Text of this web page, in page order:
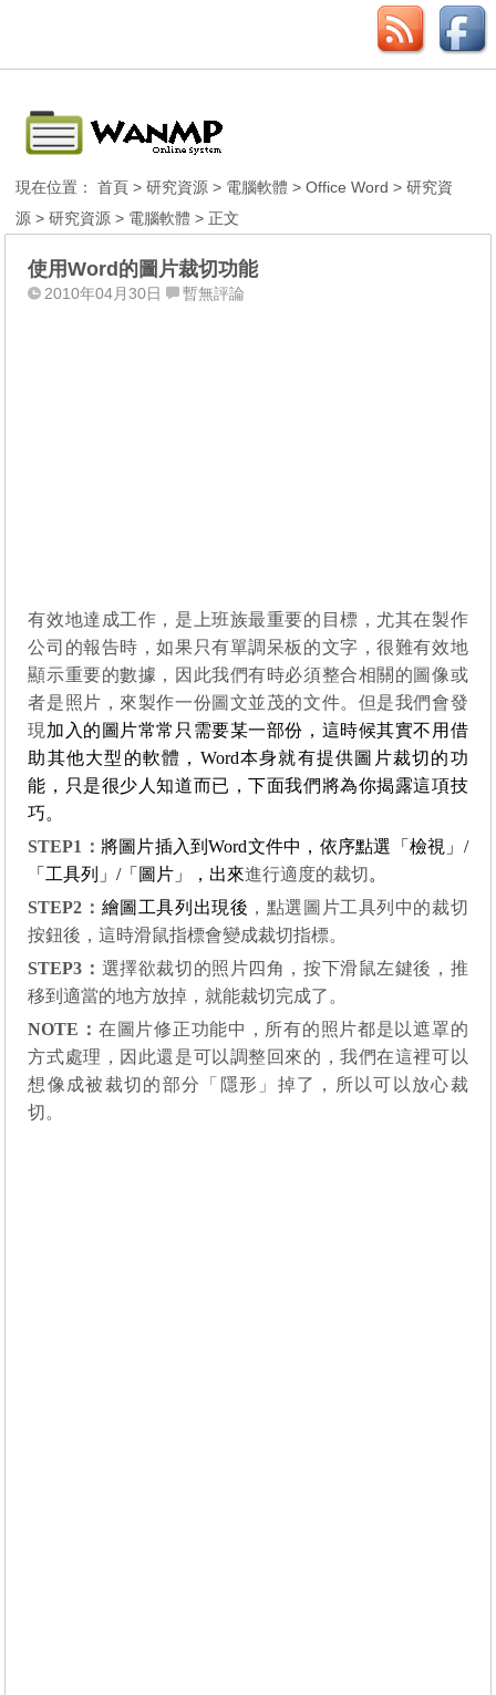
現在位置：首頁 >研究資源 > 電腦軟體 >Office Word >研究資
源 >研究資源 > 電腦軟體 > 正文
使用Word的圖片裁切功能
2010年04月30日 暫無評論
有效地達成工作，是上班族最重要的目標，尤其在製作
公司的報告時，如果只有單調呆板的文字，很難有效地
顯示重要的數據，因此我們有時必須整合相關的圖像或
者是照片，來製作一份圖文並茂的文件。但是我們會發
現 加入的圖片常常只需要某一部份，這時候其實不用借
助其他大型的軟體， Word本身就有提供圖片裁切的功
能，只是很少人知道而已，下面我們將為你揭露這項技
巧。
STEP1 ： 將圖片插入到Word文件中，依序點選「檢視」/
「工具列」/「圖片」，出來進行適度的裁切 。
STEP2 ： 繪圖工具列出現後 ，點選圖片工具列中的裁切
按鈕後，這時滑鼠指標會變成裁切指標。
STEP3 ： 選擇欲裁切的照片四角，按下滑鼠左鍵後，推
移到適當的地方放掉，就能裁切完成了。
NOTE： 在圖片修正功能中，所有的照片都是以遮罩的
方式處理，因此還是可以調整回來的，我們在這裡可以
想像成被裁切的部分「隱形」掉了，所以可以放心裁
切。